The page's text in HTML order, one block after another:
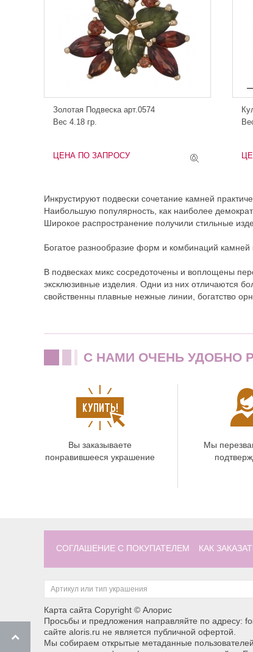
Золотая Подвеска арт.0574
Вес 4.18 гр.
ЦЕНА ПО ЗАПРОСУ
Инкрустируют подвески сочетание камней
Наибольшую популярность, как наиболее
Широкое распространение получили стильные
Богатое разнообразие форм и комбинаций
В подвесках микс сосредоточены и воплощены
эксклюзивные изделия. Одни из них отличаются
свойственны плавные нежные линии, богатство
C НАМИ ОЧЕНЬ УДОБНО
Вы заказываете
понравившееся украшение
Мы
СОГЛАШЕНИЕ С ПОКУПАТЕЛЕМ КАК
Карта сайта Copyright © Алорис
Просьбы и предложения направляйте по адресу:
сайте aloris.ru не является публичной офертой.
Мы собираем открытые метаданные